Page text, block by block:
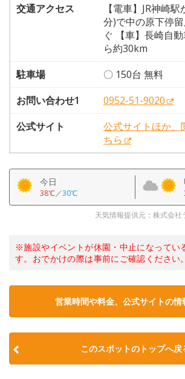
交通アクセス
【電車】JR神崎
分)で中の原下停
ぐ 【車】長崎自
ら約30km
駐車場
〇 150台 無料
お問い合わせ1
0952-51-9020
公式サイト
公式サイトほか、
ちら
今日
38℃／30℃
天気情報提供元：株式会
※施設やイベントが休園・中止になってい
す。おでかけの際は事前にご確認ください。
営業時間や料金、公式サイトの情
このスポットのトップへ戻